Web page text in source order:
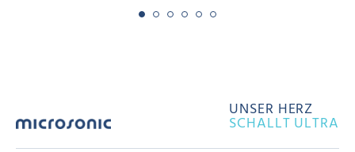
UNSER HERZ
SCHALLT ULTRA